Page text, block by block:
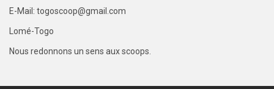
E-Mail: togoscoop@gmail.com
Lomé-Togo
Nous redonnons un sens aux scoops.